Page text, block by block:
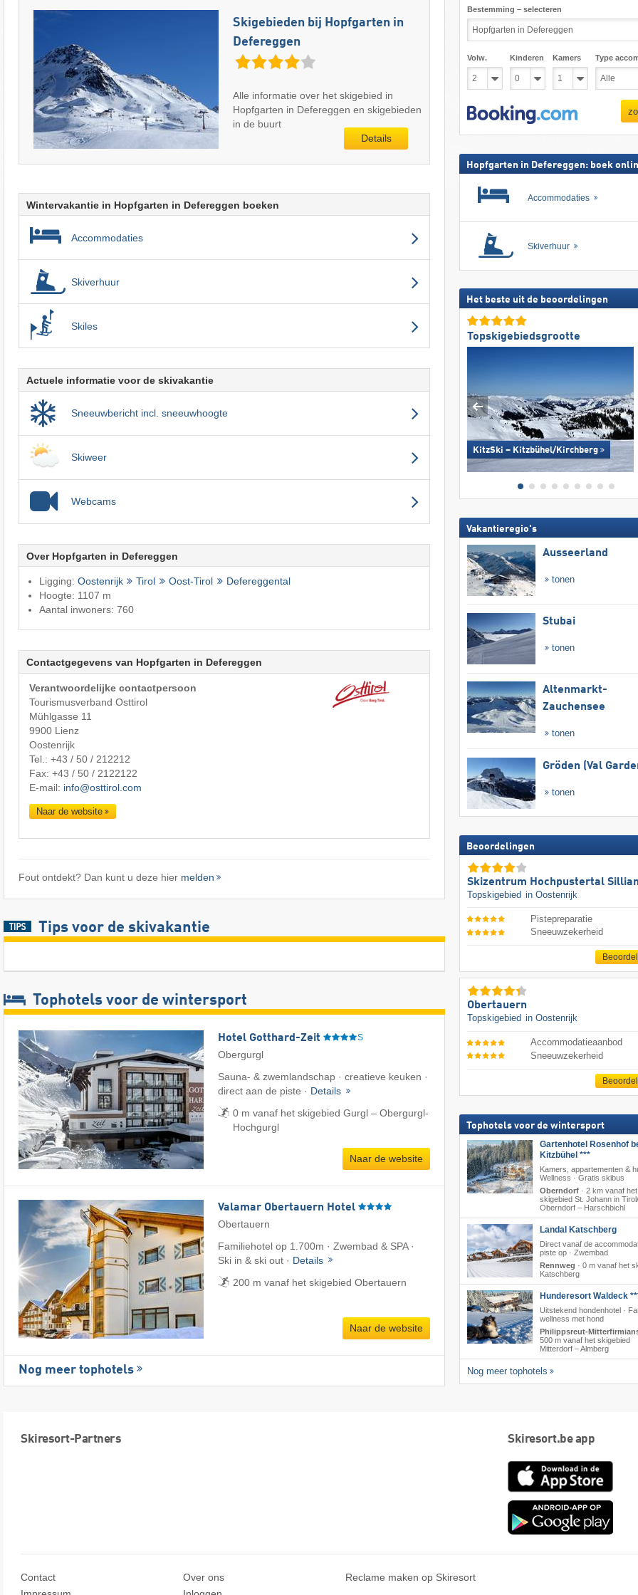
Skigebieden bij Hopfgarten in
Defereggen
Alle informatie over het skigebied in
Hopfgarten in Defereggen en skigebieden
in de buurt
Details
Wintervakantie in Hopfgarten in Defereggen boeken
Accommodaties
Skiverhuur
Skiles
Actuele informatie voor de skivakantie
Sneeuwbericht incl. sneeuwhoogte
Skiweer
Webcams
Over Hopfgarten in Defereggen
Ligging: Oostenrijk Tirol Oost-Tirol
Defereggental
Hoogte: 1107 m
Aantal inwoners: 760
Contactgegevens van Hopfgarten in Defereggen
Verantwoordelijke contactpersoon
Tourismusverband Osttirol
Mühlgasse 11
9900 Lienz
Oostenrijk
Tel.: +43 / 50 / 212212
Fax: +43 / 50 / 2122122
E-mail: info@osttirol.com
Naar de website
Fout ontdekt? Dan kunt u deze hier melden
Tips voor de skivakantie
Tophotels voor de wintersport
Hotel Gotthard-Zeit S
Obergurgl
Sauna- & zwemlandschap · creatieve keuken ·
direct aan de piste · Details
0 m vanaf het skigebied Gurgl – Obergurgl-
Hochgurgl
Naar de website
Valamar Obertauern Hotel
Obertauern
Familiehotel op 1.700m · Zwembad & SPA ·
Ski in & ski out · Details
200 m vanaf het skigebied Obertauern
Naar de website
Nog meer tophotels
Bestemming – selecteren
Volw. Kinderen Kamers Type
Hopfgarten in Defereggen: boek
Accommodaties
Skiverhuur
Het beste uit de beoordelingen
Topskigebiedsgrootte
KitzSki – Kitzbühel/​Kirchberg
Vakantieregio's
Ausseerland
tonen
Stubai
tonen
Altenmarkt-
Zauchensee
tonen
Gröden (Val
tonen
Beoordelingen
Skizentrum Hochpustertal Sillian
Topskigebied in Oostenrijk
Pistepreparatie
Sneeuwzekerheid
Obertauern
Topskigebied in Oostenrijk
Accommodatieaanbod
Sneeuwzekerheid
Tophotels voor de wintersport
Gartenhotel Rosenhof
Kitzbühel ***
Kamers, appartementen &
Wellness · Gratis skibus
Oberndorf · 2 km vanaf het
skigebied St. Johann in Tirol/​
Oberndorf – Harschbichl
Landal Katschberg
Direct vanaf de
piste op · Zwembad
Rennweg · 0 m vanaf het
Katschberg
Hunderesort Waldeck
Uitstekend hondenhotel ·
wellness met hond
Philippsreut-
500 m vanaf het skigebied
Mitterdorf – Almberg
Nog meer tophotels
Skiresort-Partners Skiresort.be app
App
Contact
Over ons
Reclame maken op Skiresort